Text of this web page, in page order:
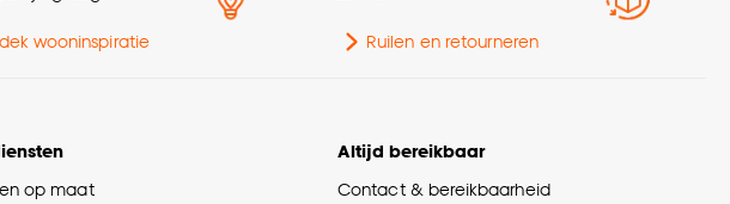
Plafondbevestiging, Met
Standaard/recht raam,
raam, Houten raam
wooninspiratie Ruilen en retourneren
op maat
Altijd bereikbaar
Contact & bereikbaarheid